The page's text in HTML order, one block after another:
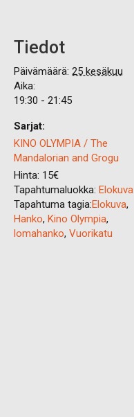
Tiedot
Päivämäärä: 25 kesäkuu
Aika:
19:30 - 21:45
Sarjat:
KINO OLYMPIA / The
Mandalorian and Grogu
Hinta: 15€
Tapahtumaluokka: Elokuva
Tapahtuma tagia:Elokuva,
Hanko, Kino Olympia,
lomahanko, Vuorikatu